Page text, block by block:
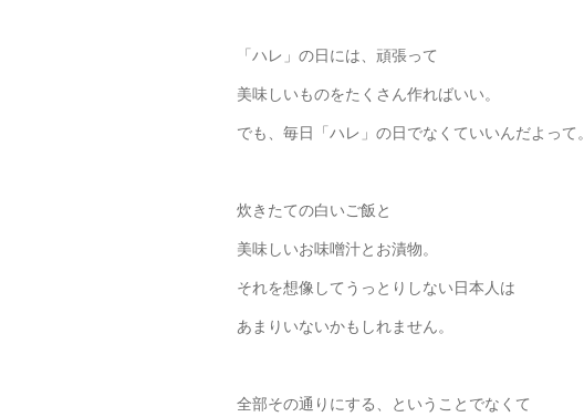
「ハレ」の日には、頑張って
美味しいものをたくさん作ればいい。
でも、毎日「ハレ」の日でなくていいんだよって。
炊きたての白いご飯と
美味しいお味噌汁とお漬物。
それを想像してうっとりしない日本人は
あまりいないかもしれません。
全部その通りにする、ということでなくて